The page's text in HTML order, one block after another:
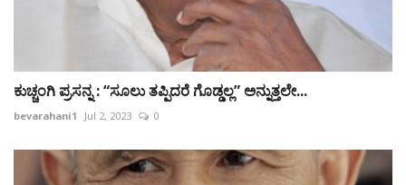
ಕುಚ್ಚಂಗಿ ಪ್ರಸನ್ನ : “ಸೂಲು ತಪ್ಪಿದರೆ ಗೊಡ್ಡಲ್ಲ” ಅನ್ನುತ್ತಲೇ...
bevarahani1 Jul 2, 2023 0